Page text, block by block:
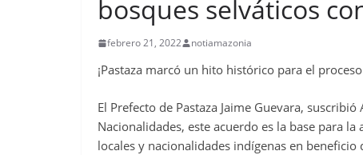
bosques selváticos
febrero 21, 2022 notiamazonia
¡Pastaza marcó un hito histórico para el
El Prefecto de Pastaza Jaime Guevara,
Nacionalidades, este acuerdo es la base para
locales y nacionalidades indígenas en